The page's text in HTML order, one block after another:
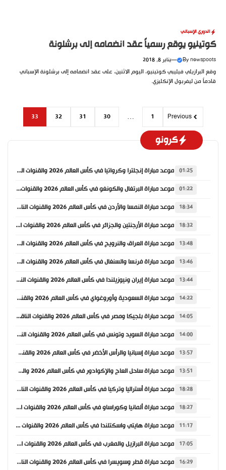
الدوري الإسباني
كوتينيو يوقع رسمياً عقد انضمامه إلى برشلونة
Bynewspoots
—يناير 8, 2018
وقع البرازيلي فيليبي كوتينيو، اليوم الاثنين، على عقد انضمامه إلى برشلونة الإسباني
قادماً من ليفربول الإنكليزي.
Previous
1
…
30
31
32
33
كرونو
01:25 موعد مباراة إنجلترا وكرواتيا في كأس العالم 2026 والقنوات الناقلة
01:22 موعد مباراة البرتغال والكونغو في كأس العالم 2026 والقنوات الناقلة
18:34 موعد مباراة النمسا والأردن في كأس العالم 2026 والقنوات الناقلة
18:32 موعد مباراة الأرجنتين والجزائر في كأس العالم 2026 والقنوات الناقلة
13:48 موعد مباراة العراق والنرويج في كأس العالم 2026 والقنوات الناقلة
13:46 موعد مباراة فرنسا والسنغال في كأس العالم 2026 والقنوات الناقلة
13:44 موعد مباراة إيران ونيوزيلندا في كأس العالم 2026 والقنوات الناقلة
14:22 موعد مباراة السعودية وأوروغواي في كأس العالم 2026 والقنوات الناقلة
14:05 موعد مباراة بلجيكا ومصر في كأس العالم 2026 والقنوات الناقلة
14:00 موعد مباراة السويد وتونس في كأس العالم 2026 والقنوات الناقلة
13:57 موعد مباراة إسبانيا والرأس الأخضر في كأس العالم 2026 والقنوات الناقلة
13:51 موعد مباراة ساحل العاج والإكوادور في كأس العالم 2026 والقنوات الناقلة
18:28 موعد مباراة أستراليا وتركيا في كأس العالم 2026 والقنوات الناقلة
18:27 موعد مباراة ألمانيا وكوراساو في كأس العالم 2026 والقنوات الناقلة
11:17 موعد مباراة هايتي واسكتلندا في كأس العالم 2026 والقنوات الناقلة
17:05 موعد مباراة البرازيل والمغرب في كأس العالم 2026 والقنوات الناقلة
16:29 موعد مباراة قطر وسويسرا في كأس العالم 2026 والقنوات الناقلة